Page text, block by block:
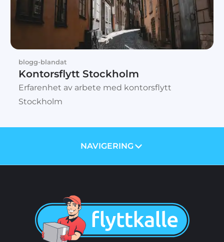
blogg-blandat
Kontorsflytt Stockholm
Erfarenhet av arbete med kontorsflytt
Stockholm
NAVIGERING
TJÄNSTER
BLOGG
TIPS & RÅD